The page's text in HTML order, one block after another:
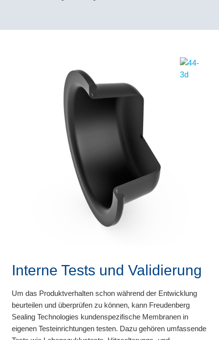
Interne Tests und Validierung
Um das Produktverhalten schon während der Entwicklung
beurteilen und überprüfen zu können, kann Freudenberg
Sealing Technologies kundenspezifische Membranen in
eigenen Testeinrichtungen testen. Dazu gehören umfassende